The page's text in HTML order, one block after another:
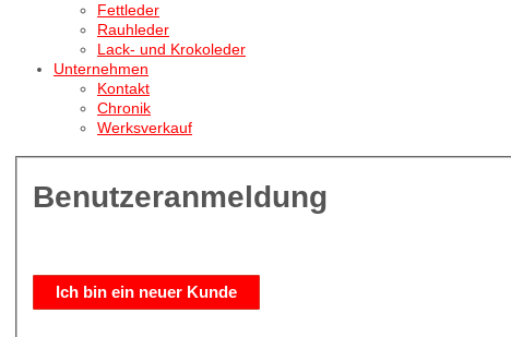
Fettleder
Rauhleder
Lack- und Krokoleder
Unternehmen
Kontakt
Chronik
Werksverkauf
Benutzeranmeldung
Ich bin ein neuer Kunde